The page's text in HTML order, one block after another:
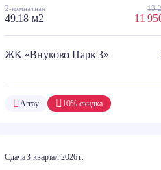
2-комнатная
49.18 м2
13
11
ЖК «Внуково Парк 3»
10% скидка
Array
Сдача 3 квартал 2026 г.